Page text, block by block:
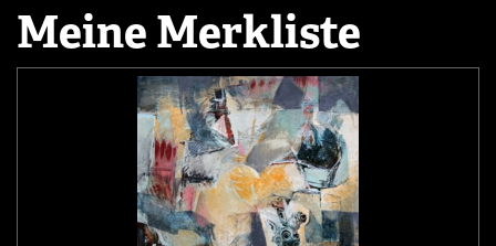
Meine Merkliste